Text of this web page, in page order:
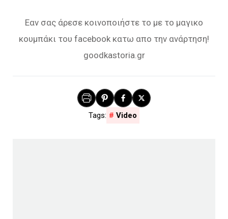
Εαν σας άρεσε κοινοποιήστε το με το μαγικο
κουμπάκι του facebook κατω απο την ανάρτηση!
goodkastoria.gr
Video